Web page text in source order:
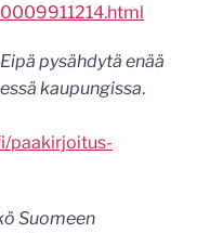
Eipä pysähdytä enää
kaupungissa.
paakirjoitus-
Suomeen